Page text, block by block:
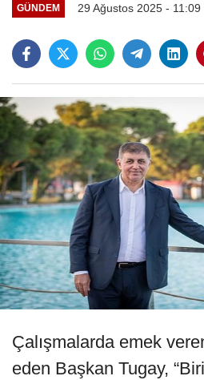
GÜNDEM 29 Ağustos 2025 - 11:09
Çalışmalarda emek
eden Başkan Tugay,